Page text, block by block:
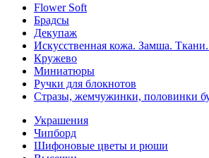
Flower Soft
Брадсы
Декупаж
Искусственная кожа. Замша.
Кружево
Миниатюры
Ручки для блокнотов
Стразы, жемчужинки, половинки
Украшения
Чипборд
Шифоновые цветы и рюши